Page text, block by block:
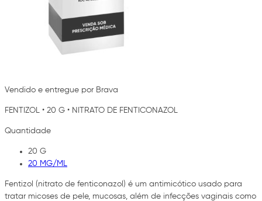
Vendido e entregue por Brava
FENTIZOL • 20 G • NITRATO DE FENTICONAZOL
Quantidade
20 G
20 MG/ML
Fentizol (nitrato de fenticonazol) é um antimicótico usado para
tratar micoses de pele, mucosas, além de infecções vaginais como